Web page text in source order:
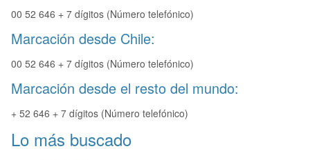
00 52 646 + 7 dígitos (Número telefónico)
Marcación desde Chile:
00 52 646 + 7 dígitos (Número telefónico)
Marcación desde el resto del mundo:
+ 52 646 + 7 dígitos (Número telefónico)
Lo más buscado